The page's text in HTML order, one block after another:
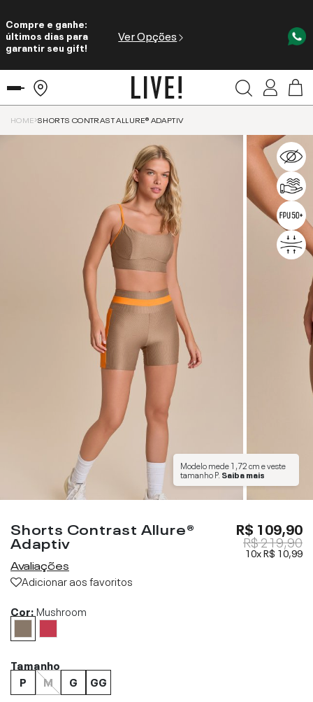
Compre e ganhe:
últimos dias para
garantir seu gift!
Ver Opções
HOME SHORTS CONTRAST ALLURE® ADAPTIV
Modelo mede1,72 cme veste
tamanhoP. Saiba mais
Shorts Contrast Allure®
Adaptiv
Avaliações
Adicionar aos favoritos
R$ 109,90
R$ 219,90
10xR$ 10,99
Cor:Mushroom
Tamanho
P
M G GG